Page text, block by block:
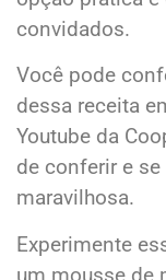
convidados.
Você pode
dessa receita
Youtube da
de conferir e
maravilhosa.
Experimente
um mousse de